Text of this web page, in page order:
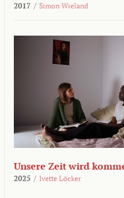
2017 / Simon Wieland
Unsere Zeit wird
2025 / Ivette Löcker